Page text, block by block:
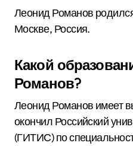
Леонид Романов
Москве, Россия.
Какой
Романов?
Леонид Романов имеет
окончил Российский
(ГИТИС) по